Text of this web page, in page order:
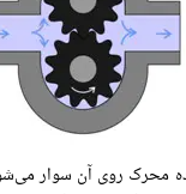
محرک روی آن سوار